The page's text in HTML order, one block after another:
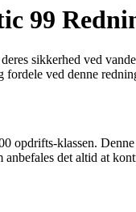
99
sikkerhed ved
ved denne
opdrifts-klassen.
det altid at